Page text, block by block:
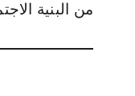
من البنية